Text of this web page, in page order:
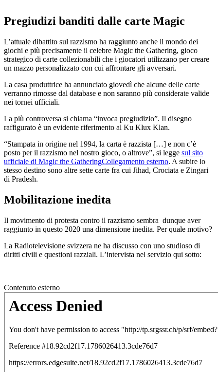
Pregiudizi banditi dalle carte Magic
L’attuale dibattito sul razzismo ha raggiunto anche il mondo dei
giochi e più precisamente il celebre Magic the Gathering, gioco
strategico di carte collezionabili che i giocatori utilizzano per creare
un mazzo personalizzato con cui affrontare gli avversari.
La casa produttrice ha annunciato giovedì che alcune delle carte
verranno rimosse dal database e non saranno più considerate valide
nei tornei ufficiali.
La più controversa si chiama “invoca pregiudizio”. Il disegno
raffigurato è un evidente riferimento al Ku Klux Klan.
“Stampata in origine nel 1994, la carta è razzista […] e non c’è
posto per il razzismo nel nostro gioco, o altrove”, si legge sul sito
ufficiale di Magic the GatheringCollegamento esterno. A subire lo
stesso destino sono altre sette carte fra cui Jihad, Crociata e Zingari
di Pradesh.
Mobilitazione inedita
Il movimento di protesta contro il razzismo sembra dunque aver
raggiunto in questo 2020 una dimensione inedita. Per quale motivo?
La Radiotelevisione svizzera ne ha discusso con uno studioso di
diritti civili e questioni razziali. L’intervista nel servizio qui sotto:
Contenuto esterno